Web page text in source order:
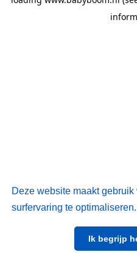
Deze website maakt
surfervaring te optimaliseren.
Ik begrijp